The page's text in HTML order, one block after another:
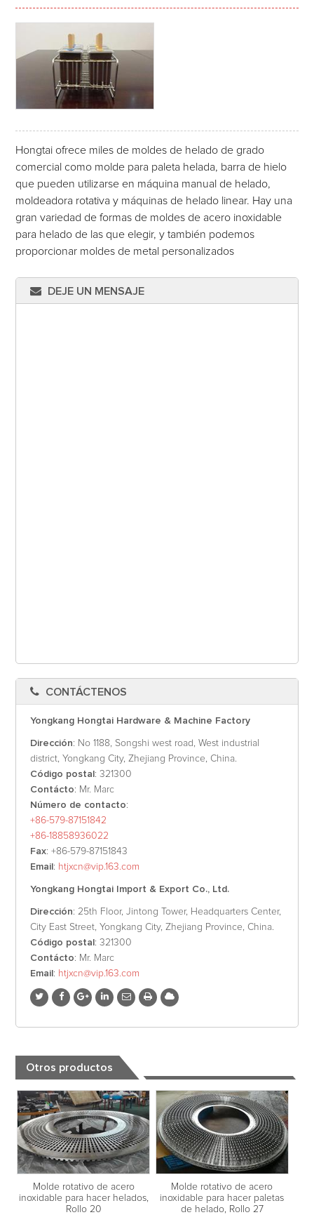
Hongtai ofrece miles de moldes de helado de grado
comercial como molde para paleta helada, barra de hielo
que pueden utilizarse en máquina manual de helado,
moldeadora rotativa y máquinas de helado linear. Hay una
gran variedad de formas de moldes de acero inoxidable
para helado de las que elegir, y también podemos
proporcionar moldes de metal personalizados
DEJE UN MENSAJE
CONTÁCTENOS
Yongkang Hongtai Hardware & Machine Factory
Dirección: No 1188, Songshi west road, West industrial
district, Yongkang City, Zhejiang Province, China.
Código postal : 321300
Contácto: Mr. Marc
Número de contacto:
+86-579-87151842
+86-18858936022
Fax: +86-579-87151843
Email : htjxcn@vip.163.com
Yongkang Hongtai Import & Export Co., Ltd.
Dirección: 25th Floor, Jintong Tower, Headquarters Center,
City East Street, Yongkang City, Zhejiang Province, China.
Código postal : 321300
Contácto: Mr. Marc
Email : htjxcn@vip.163.com
Otros productos
Molde rotativo de acero
inoxidable para hacer helados,
Rollo 20
Molde rotativo de acero
inoxidable para hacer paletas
de helado, Rollo 27